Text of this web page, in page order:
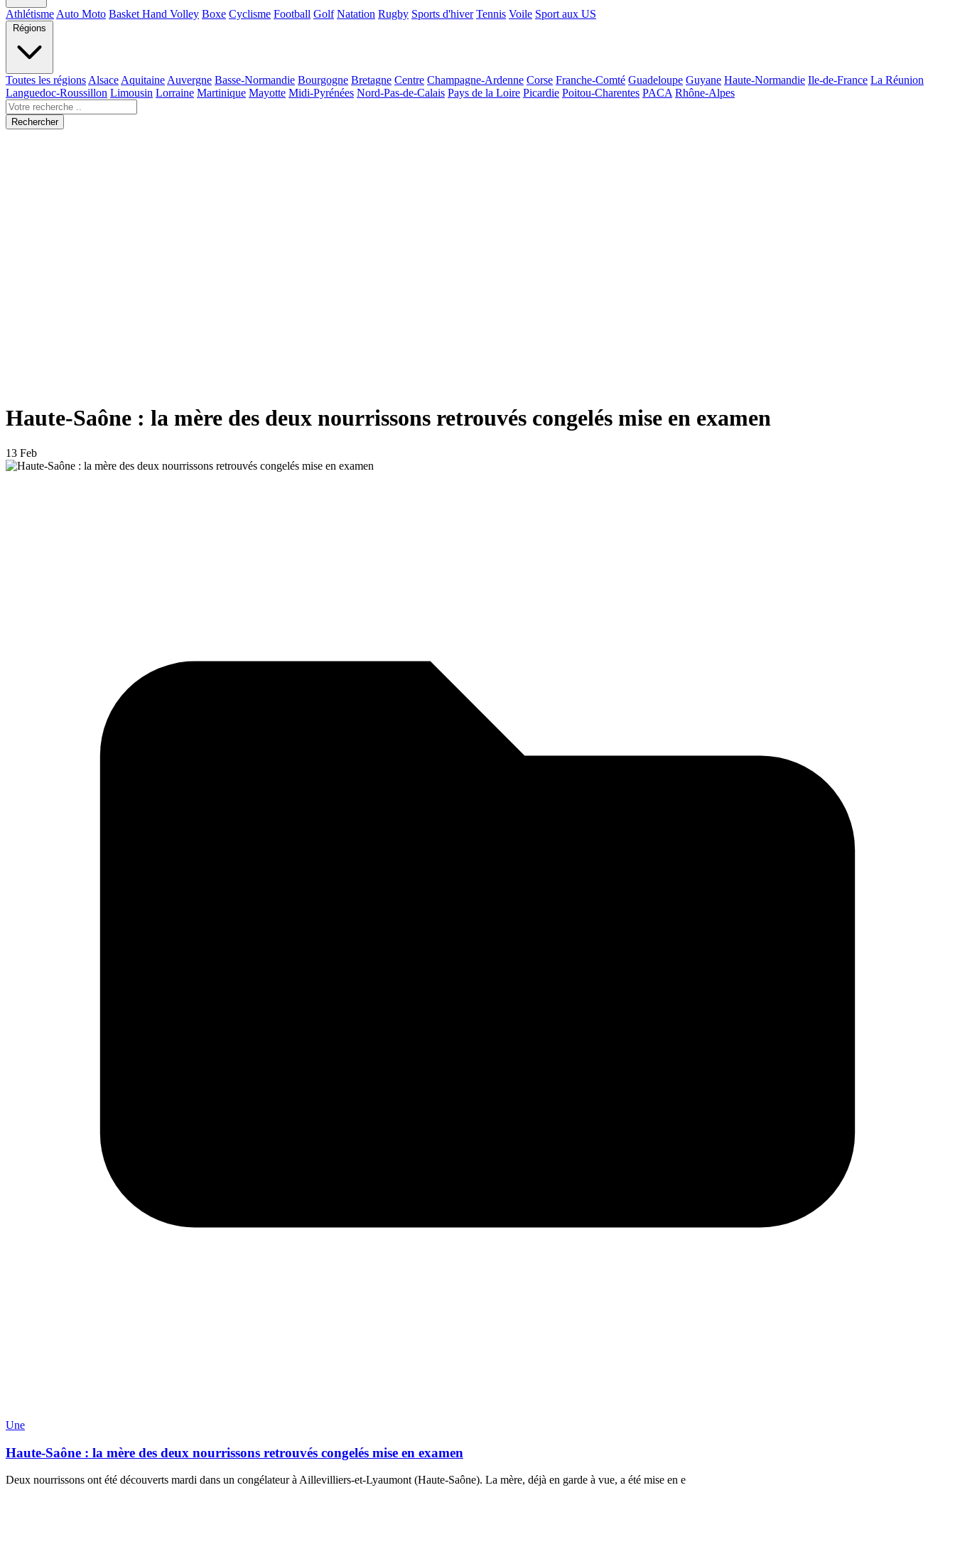
Athlétisme Auto Moto Basket Hand Volley Boxe Cyclisme Football Golf Natation Rugby Sports d'hiver Tennis Voile Sport aux US
Régions
Toutes les régions Alsace Aquitaine Auvergne Basse-Normandie Bourgogne Bretagne Centre Champagne-Ardenne Corse Franche-Comté Guadeloupe Guyane Haute-Normandie Ile-de-France La Réunion
Languedoc-Roussillon Limousin Lorraine Martinique Mayotte Midi-Pyrénées Nord-Pas-de-Calais Pays de la Loire Picardie Poitou-Charentes PACA Rhône-Alpes
Rechercher
Haute-Saône : la mère des deux nourrissons retrouvés congelés mise en examen
13 Feb
Une
Haute-Saône : la mère des deux nourrissons retrouvés congelés mise en examen
Deux nourrissons ont été découverts mardi dans un congélateur à Aillevilliers-et-Lyaumont (Haute-Saône). La mère, déjà en garde à vue, a été mise en e